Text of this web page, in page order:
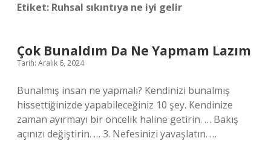
Etiket: Ruhsal sıkıntıya ne iyi gelir
Çok Bunaldım Da Ne Yapmam Lazım
Tarih: Aralık 6, 2024
Bunalmış insan ne yapmalı? Kendinizi bunalmış
hissettiğinizde yapabileceğiniz 10 şey. Kendinize
zaman ayırmayı bir öncelik haline getirin. … Bakış
açınızı değiştirin. … 3. Nefesinizi yavaşlatın. …